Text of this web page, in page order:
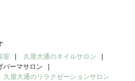
室
久屋大通のネイルサロン
パーマサロン
久屋大通のリラクゼーションサロン